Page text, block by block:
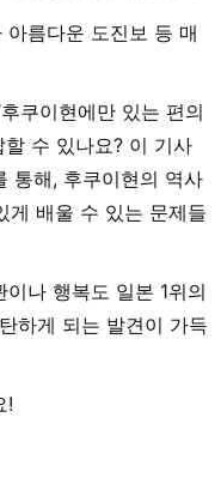
로 부임. 음악 교육뿐만 아니라
등을 전하는 활동도 하며 많은 아
에서 프리랜서 라이터, 기획, 편
거치며 전달하는 것의 즐거움을
련된 분야를 중심으로 실천에 도
악기, 노래, 수공예, 장난감, 그림
크래프트. 특기는 팽이 기술.
름다운 도진보 등 매
쿠이현에만 있는 편의
수 있나요? 이 기사
통해, 후쿠이현의 역사
게 배울 수 있는 문제들
나 행복도 일본 1위의
하게 되는 발견이 가득
!